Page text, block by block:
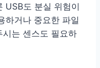
USB도 분실 위험이
하거나 중요한 파일
는 센스도 필요하